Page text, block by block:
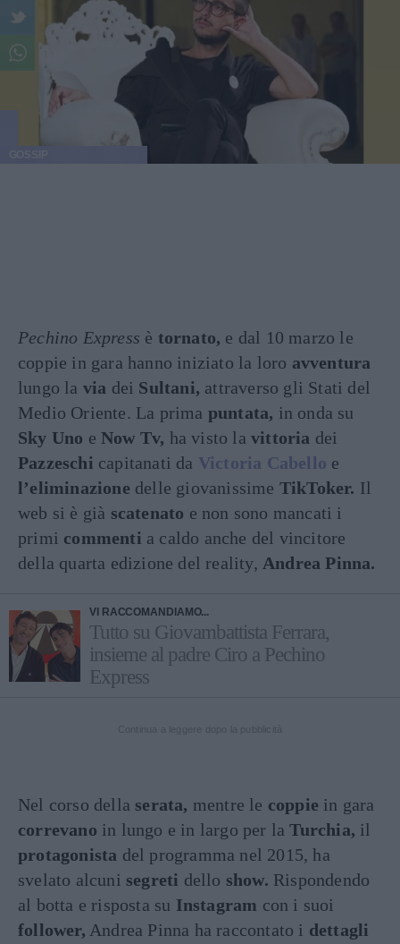
Pechino Express è tornato, e dal 10 marzo le
coppie in gara hanno iniziato la loro avventura
lungo la via dei Sultani, attraverso gli Stati del
Medio Oriente. La prima puntata, in onda su
Sky Uno eNow Tv, ha visto lavittoria dei
Pazzeschi capitanati da Victoria Cabello e
l’eliminazione delle giovanissime TikToker. Il
web si è già scatenato e non sono mancati i
primi commenti a caldo anche del vincitore
della quarta edizione del reality, Andrea Pinna.
VI RACCOMANDIAMO...
Tutto su Giovambattista Ferrara,
insieme al padre Ciro a Pechino
Express
Nel corso della serata, mentre le coppie in gara
correvano in lungo e in largo per laTurchia, il
protagonista del programma nel 2015, ha
svelato alcuni segreti dello show. Rispondendo
al botta e risposta su Instagram con i suoi
follower, Andrea Pinna ha raccontato i dettagli